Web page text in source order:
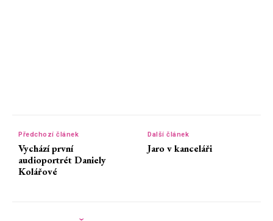
Předchozí článek
Vychází první
audioportrét Daniely
Kolářové
Další článek
Jaro v kanceláři